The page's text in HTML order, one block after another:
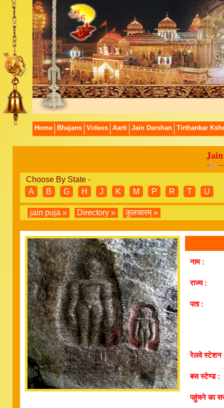
Home Bhajans Videos Aarti Jain Darshan Tirthankar
Choose By State -
A
B G H J K M P R T U
jain puja » Directory » कुलचारम् »
नाम :
राज्य :
पता :
रेलवे स्टेशन
बस स्टेण्ड :
पहुंचने का